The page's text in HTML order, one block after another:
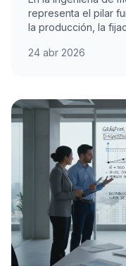
representa el pilar
la producción, la
24 abr 2026